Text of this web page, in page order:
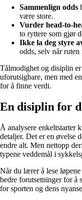
Sammenlign odds
være store.
Vurder head-to-
to ryttere som gjør
Ikke la deg styre
odds, selv når ruten
Tålmodighet og disiplin
uforutsigbare, men med
for å finne verdi.
En disiplin for
Å analysere enkeltstarter
detaljer. Det er en øvelse
endre alt. Men nettopp
typene veddemål i
Når du lærer å lese
bedre forutsetninger for å
for sporten og dens